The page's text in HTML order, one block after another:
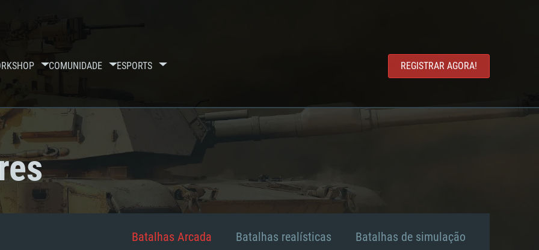
COMUNIDADE ESPORTS REGISTRAR AGORA!
Batalhas Arcada Batalhas realísticas Batalhas de simulação